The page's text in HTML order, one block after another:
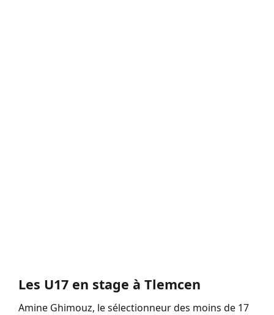
Les U17 en stage à Tlemcen
Amine Ghimouz, le sélectionneur des moins de 17